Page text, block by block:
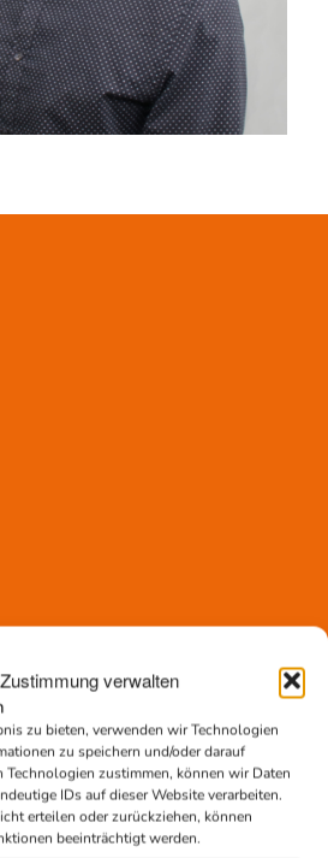
verwalten
zu bieten, verwenden wir Technologien
zu speichern und/oder darauf
Technologien zustimmen, können wir Daten
IDs auf dieser Website verarbeiten.
erteilen oder zurückziehen, können
beeinträchtigt werden.